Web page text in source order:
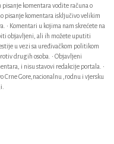
komentara vodite računa o
pisanje komentara isključivo velikim
• Komentari u kojima nam skrećete na
objavljeni, ali ih možete uputiti
u vezi sa uređivačkom politikom
drugih osoba. • Objavljeni
i nisu stavovi redakcije portala. •
Crne Gore,nacionalnu ,rodnu i vjersku